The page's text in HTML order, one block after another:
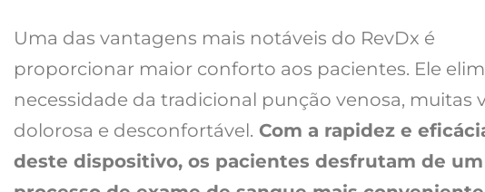
Uma das vantagens mais notáveis do RevDx é
proporcionar maior conforto aos pacientes. Ele
necessidade da tradicional punção venosa, muitas
dolorosa e desconfortável. Com a rapidez e
deste dispositivo, os pacientes desfrutam de um